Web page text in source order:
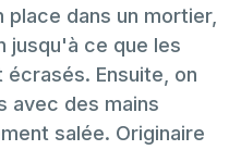
dans un mortier,
jusqu'à ce que les
Ensuite, on
avec des mains
salée. Originaire